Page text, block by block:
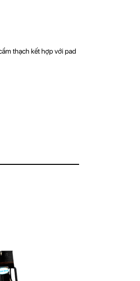
thạch kết hợp với pad